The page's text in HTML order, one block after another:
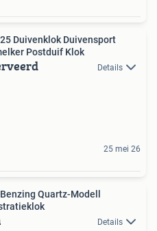
Duivenklok Duivensport
Postduif Klok
Details
25 mei 26
Quartz-Modell
Details